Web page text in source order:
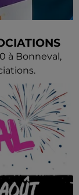
à Bonneval,